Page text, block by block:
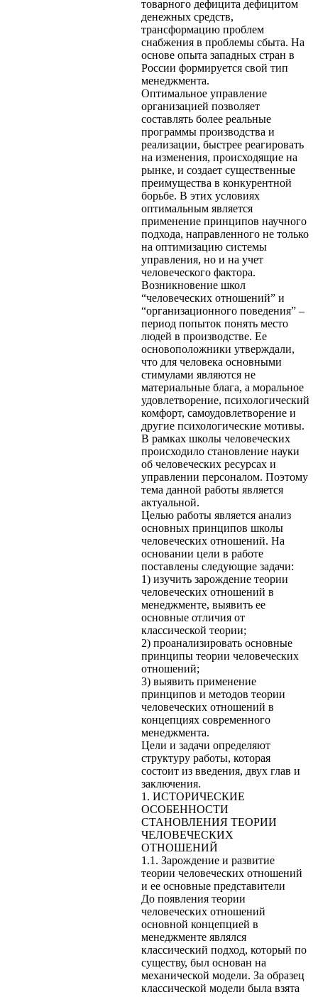
товарного дефицита дефицитом
денежных средств,
трансформацию проблем
снабжения в проблемы сбыта. На
основе опыта западных стран в
России формируется свой тип
менеджмента.
Оптимальное управление
организацией позволяет
составлять более реальные
программы производства и
реализации, быстрее реагировать
на изменения, происходящие на
рынке, и создает существенные
преимущества в конкурентной
борьбе. В этих условиях
оптимальным является
применение принципов научного
подхода, направленного не только
на оптимизацию системы
управления, но и на учет
человеческого фактора.
Возникновение школ
“человеческих отношений” и
“организационного поведения” –
период попыток понять место
людей в производстве. Ее
основоположники утверждали,
что для человека основными
стимулами являются не
материальные блага, а моральное
удовлетворение, психологический
комфорт, самоудовлетворение и
другие психологические мотивы.
В рамках школы человеческих
происходило становление науки
об человеческих ресурсах и
управлении персоналом. Поэтому
тема данной работы является
актуальной.
Целью работы является анализ
основных принципов школы
человеческих отношений. На
основании цели в работе
поставлены следующие задачи:
1) изучить зарождение теории
человеческих отношений в
менеджменте, выявить ее
основные отличия от
классической теории;
2) проанализировать основные
принципы теории человеческих
отношений;
3) выявить применение
принципов и методов теории
человеческих отношений в
концепциях современного
менеджмента.
Цели и задачи определяют
структуру работы, которая
состоит из введения, двух глав и
заключения.
1. ИСТОРИЧЕСКИЕ
ОСОБЕННОСТИ
СТАНОВЛЕНИЯ ТЕОРИИ
ЧЕЛОВЕЧЕСКИХ
ОТНОШЕНИЙ
1.1. Зарождение и развитие
теории человеческих отношений
и ее основные представители
До появления теории
человеческих отношений
основной концепцией в
менеджменте являлся
классический подход, который по
существу, был основан на
механической модели. За образец
классической модели была взята